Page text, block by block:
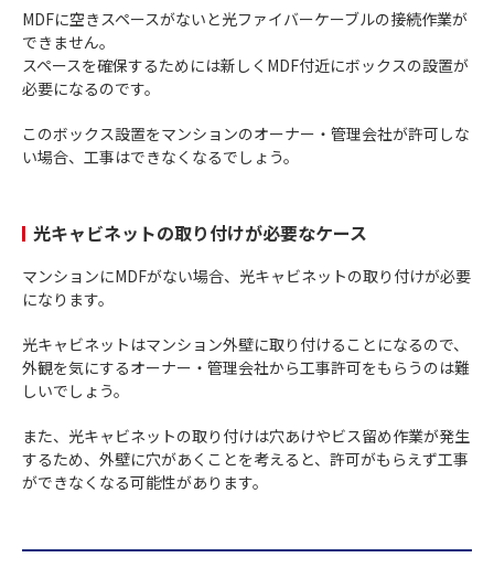
MDFに空きスペースがないと光ファイバーケーブルの接続作業が
できません。
スペースを確保するためには新しくMDF付近にボックスの設置が
必要になるのです。
このボックス設置をマンションのオーナー・管理会社が許可しな
い場合、工事はできなくなるでしょう。
光キャビネットの取り付けが必要なケース
マンションにMDFがない場合、光キャビネットの取り付けが必要
になります。
光キャビネットはマンション外壁に取り付けることになるので、
外観を気にするオーナー・管理会社から工事許可をもらうのは難
しいでしょう。
また、光キャビネットの取り付けは穴あけやビス留め作業が発生
するため、外壁に穴があくことを考えると、許可がもらえず工事
ができなくなる可能性があります。